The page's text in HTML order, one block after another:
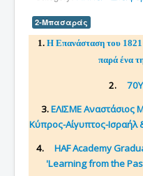
2-Μπασαράς
1. Η Επανάσταση του 1821
παρά ένα
2.
3.ΕΛΙΣΜΕ Αναστάσιος
Κύπρος-Αίγυπτος-Ισραήλ
4. HAF Academy
'Learning from the